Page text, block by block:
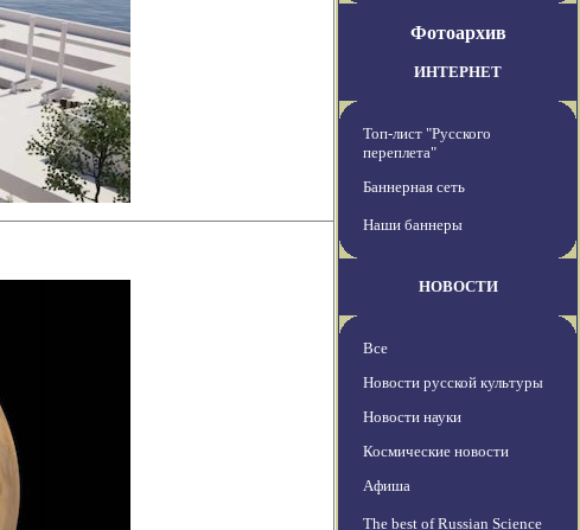
Фотоархив
ИНТЕРНЕТ
Топ-лист "Русского
переплета"
Баннерная сеть
Наши баннеры
НОВОСТИ
Все
Новости русской культуры
Новости науки
Космические новости
Афиша
The best of Russian Science